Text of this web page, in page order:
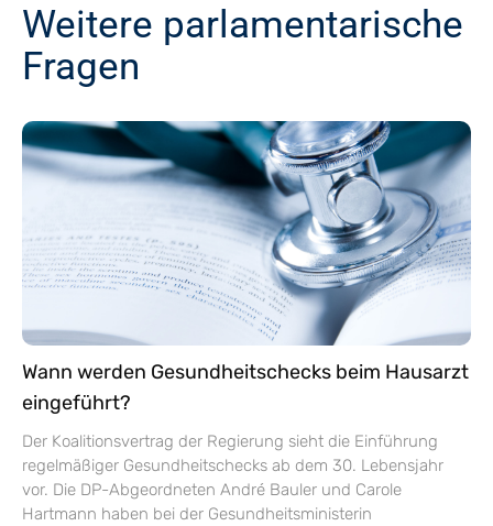
Weitere parlamentarische
Fragen
Wann werden Gesundheitschecks beim Hausarzt
eingeführt?
Der Koalitionsvertrag der Regierung sieht die Einführung
regelmäßiger Gesundheitschecks ab dem 30. Lebensjahr
vor. Die DP-Abgeordneten André Bauler und Carole
Hartmann haben bei der Gesundheitsministerin